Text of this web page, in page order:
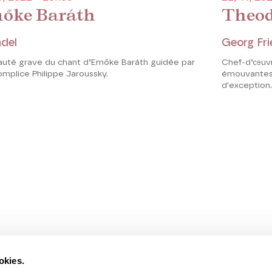
Baráth
grave du chant d’Emőke Baráth guidée par
Philippe Jaroussky.
Georg
Chef-
d'exception.